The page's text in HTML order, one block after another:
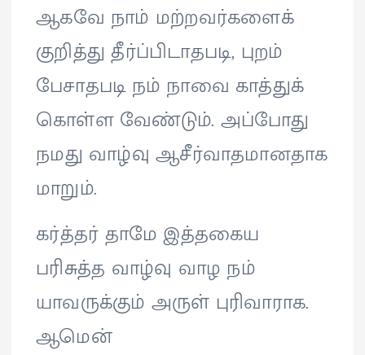
ஆகவே நாம் மற்றவர்களைக்
குறித்து தீர்ப்பிடாதபடி, புறம்
பேசாதபடி நம் நாவை காத்துக்
கொள்ள வேண்டும். அப்போது
நமது வாழ்வு ஆசீர்வாதமானதாக
மாறும்.
கர்த்தர் தாமே இத்தகைய
பரிசுத்த வாழ்வு வாழ நம்
யாவருக்கும் அருள் புரிவாராக.
ஆமென்